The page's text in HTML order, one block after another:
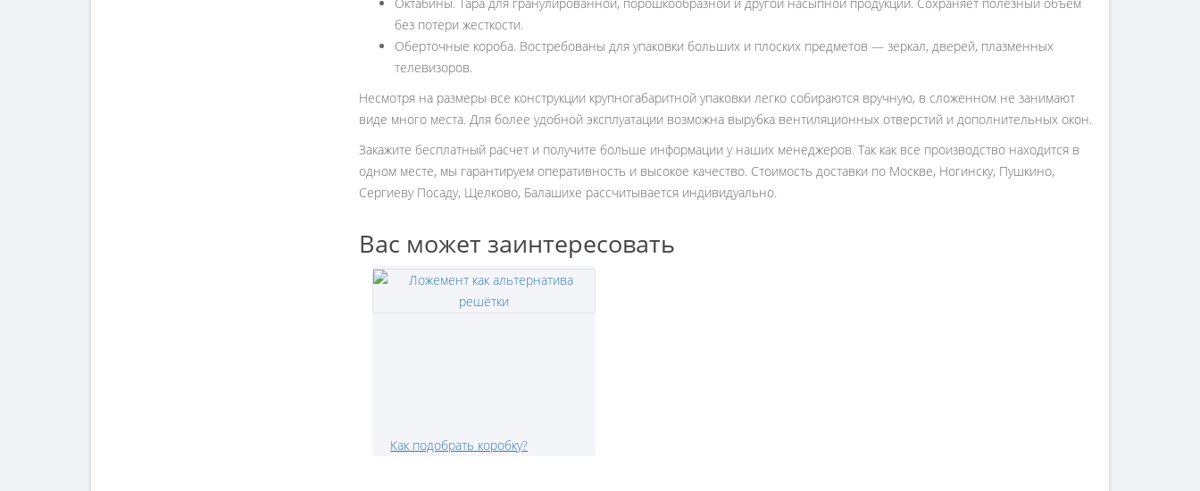
без потери жесткости.
Оберточные короба. Востребованы для упаковки больших и плоских предметов — зеркал, дверей, плазменных
телевизоров.
Несмотря на размеры все конструкции крупногабаритной упаковки легко собираются вручную, в сложенном не занимают
виде много места. Для более удобной эксплуатации возможна вырубка вентиляционных отверстий и дополнительных окон.
Закажите бесплатный расчет и получите больше информации у наших менеджеров. Так как все производство находится в
одном месте, мы гарантируем оперативность и высокое качество. Стоимость доставки по Москве, Ногинску, Пушкино,
Сергиеву Посаду, Щелково, Балашихе рассчитывается индивидуально.
Вас может заинтересовать
Как подобрать коробку?